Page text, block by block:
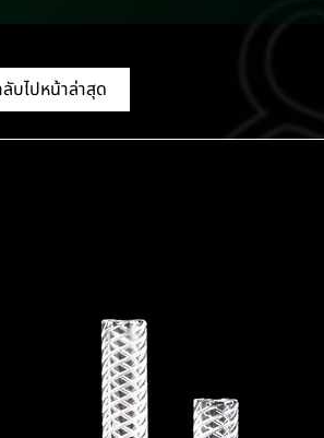
บไปหน้าล่าสุด